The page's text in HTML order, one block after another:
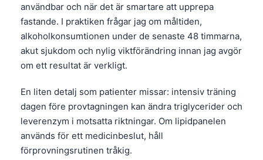
användbar och när det är smartare att upprepa
fastande. I praktiken frågar jag om måltiden,
alkoholkonsumtionen under de senaste 48 timmarna,
akut sjukdom och nylig viktförändring innan jag avgör
om ett resultat är verkligt.
En liten detalj som patienter missar: intensiv träning
dagen före provtagningen kan ändra triglycerider och
leverenzym i motsatta riktningar. Om lipidpanelen
används för ett medicinbeslut, håll
förprovningsrutinen tråkig.
অসমীয়া
Galego
Latviešu valoda
Македонски јазик
Euskara
Gàidhlig
Occitan
العربية المغربية